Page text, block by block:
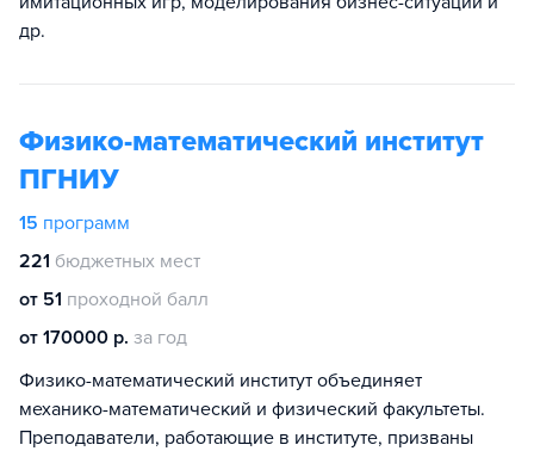
др.
Физико-математический институт
ПГНИУ
15 программ
221 бюджетных мест
от 51 проходной балл
от 170000 р. за год
Физико-математический институт объединяет
механико-математический и физический факультеты.
Преподаватели, работающие в институте, призваны